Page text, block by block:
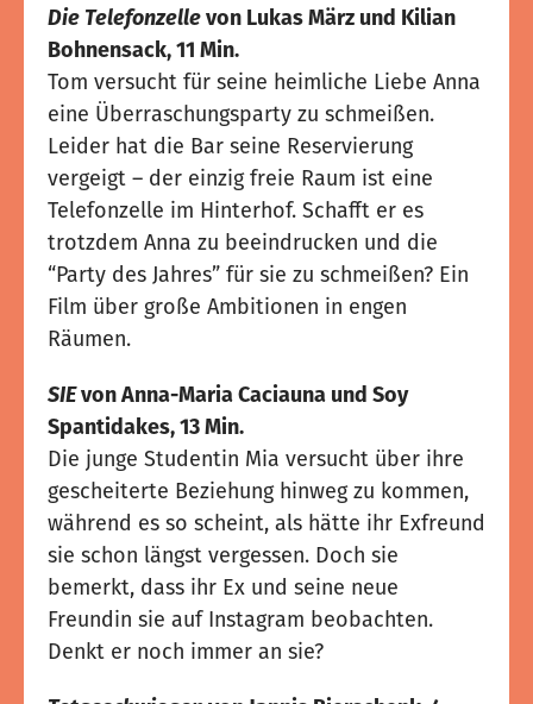
Die Telefonzellevon Lukas März und Kilian
Bohnensack, 11 Min.
Tom versucht für seine heimliche Liebe Anna
eine Überraschungsparty zu schmeißen.
Leider hat die Bar seine Reservierung
vergeigt – der einzig freie Raum ist eine
Telefonzelle im Hinterhof. Schafft er es
trotzdem Anna zu beeindrucken und die
“Party des Jahres” für sie zu schmeißen? Ein
Film über große Ambitionen in engen
Räumen.
SIEvon Anna-Maria Caciauna und Soy
Spantidakes, 13 Min.
Die junge Studentin Mia versucht über ihre
gescheiterte Beziehung hinweg zu kommen,
während es so scheint, als hätte ihr Exfreund
sie schon längst vergessen. Doch sie
bemerkt, dass ihr Ex und seine neue
Freundin sie auf Instagram beobachten.
Denkt er noch immer an sie?